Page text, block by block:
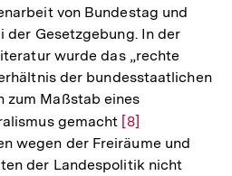
von Bundestag und
der Gesetzgebung. In der
wurde das „rechte
der bundesstaatlichen
zum Maßstab eines
gemacht Zur
Auflösung
der
[8]
wegen der Freiräume und
der Landespolitik nicht